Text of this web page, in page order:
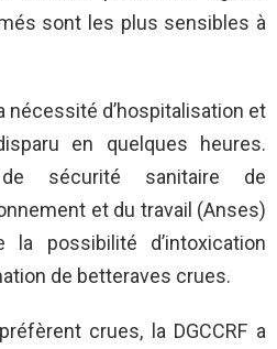
sont les plus sensibles à
nécessité d’hospitalisation et
en quelques heures.
de sécurité sanitaire de
et du travail (Anses)
possibilité d’intoxication
de betteraves crues.
crues, la DGCCRF a